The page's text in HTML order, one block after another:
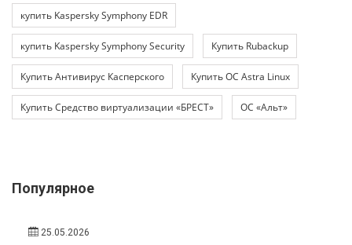
купить Kaspersky Symphony EDR
купить Kaspersky Symphony Security Купить Rubackup
Купить Антивирус Касперского Купить ОС Astra Linux
Купить Средство виртуализации «БРЕСТ» ОС «Альт»
Популярное
25.05.2026